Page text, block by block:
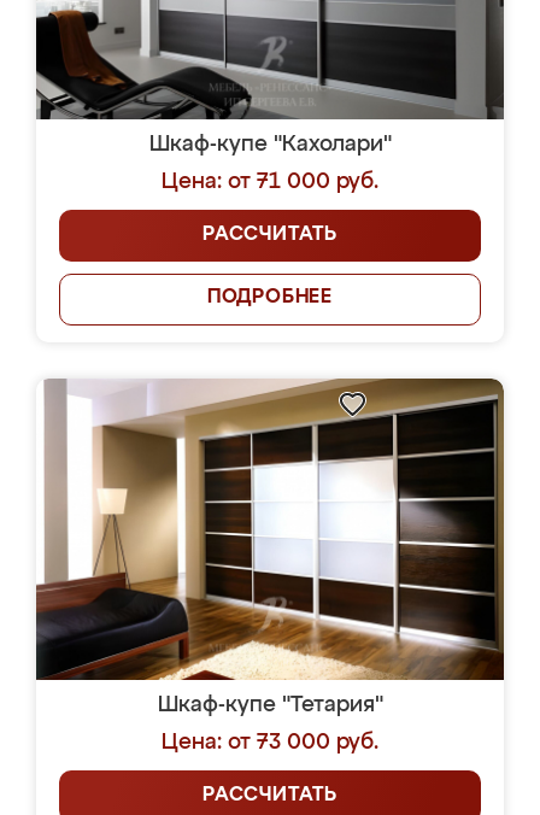
Шкаф-купе "Кахолари"
Цена: от 71 000 руб.
РАССЧИТАТЬ
ПОДРОБНЕЕ
Шкаф-купе "Тетария"
Цена: от 73 000 руб.
РАССЧИТАТЬ